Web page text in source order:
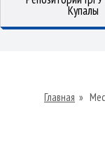
Купалы
Главная »